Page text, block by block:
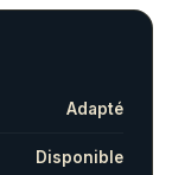
Adapté
Disponible